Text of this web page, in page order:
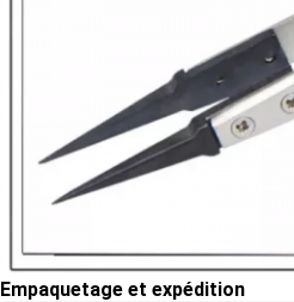
Empaquetage et expédition